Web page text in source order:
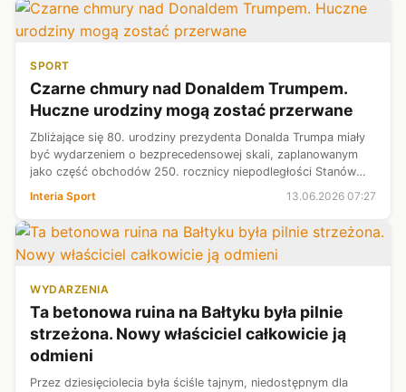
SPORT
Czarne chmury nad Donaldem Trumpem.
Huczne urodziny mogą zostać przerwane
Zbliżające się 80. urodziny prezydenta Donalda Trumpa miały
być wydarzeniem o bezprecedensowej skali, zaplanowanym
jako część obchodów 250. rocznicy niepodległości Stanów
Zjednoczonych. Z tej okazji na południowym trawniku Białego
Domu kosztem ponad ...
Interia Sport 13.06.2026 07:27
WYDARZENIA
Ta betonowa ruina na Bałtyku była pilnie
strzeżona. Nowy właściciel całkowicie ją
odmieni
Przez dziesięciolecia była ściśle tajnym, niedostępnym dla